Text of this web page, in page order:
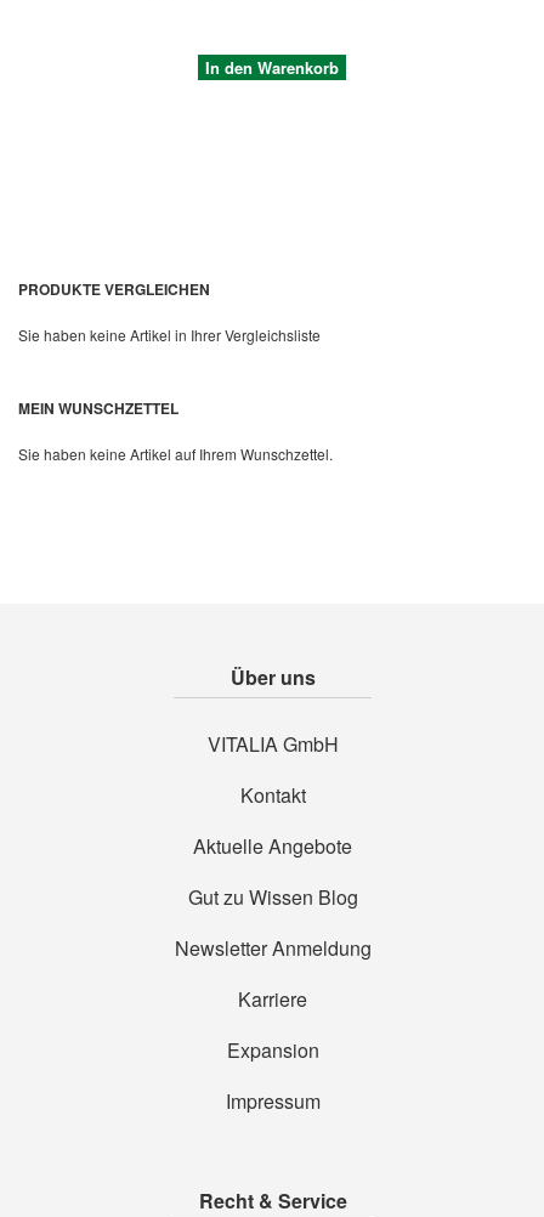
Quickview
In den Warenkorb
PRODUKTE VERGLEICHEN
Sie haben keine Artikel in Ihrer Vergleichsliste
MEIN WUNSCHZETTEL
Sie haben keine Artikel auf Ihrem Wunschzettel.
Über uns
VITALIA GmbH
Kontakt
Aktuelle Angebote
Gut zu Wissen Blog
Newsletter Anmeldung
Karriere
Expansion
Impressum
Recht & Service